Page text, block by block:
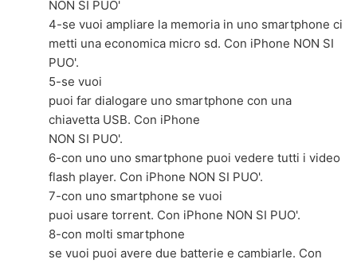
NON SI PUO'
4-se vuoi ampliare la memoria in uno smartphone ci
metti una economica micro sd. Con iPhone NON SI
PUO'.
5-se vuoi
puoi far dialogare uno smartphone con una
chiavetta USB. Con iPhone
NON SI PUO'.
6-con uno uno smartphone puoi vedere tutti i video
flash player. Con iPhone NON SI PUO'.
7-con uno smartphone se vuoi
puoi usare torrent. Con iPhone NON SI PUO'.
8-con molti smartphone
se vuoi puoi avere due batterie e cambiarle. Con